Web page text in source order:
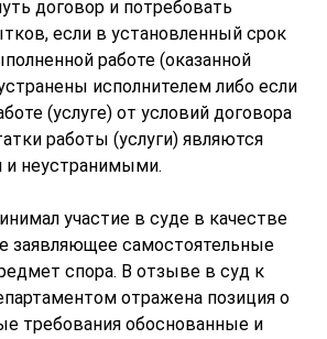
договор и потребовать
если в установленный срок
работе (оказанной
исполнителем либо если
(услуге) от условий договора
работы (услуги) являются
неустранимыми.
участие в суде в качестве
заявляющее самостоятельные
спора. В отзыве в суд к
отражена позиция о
требования обоснованные и